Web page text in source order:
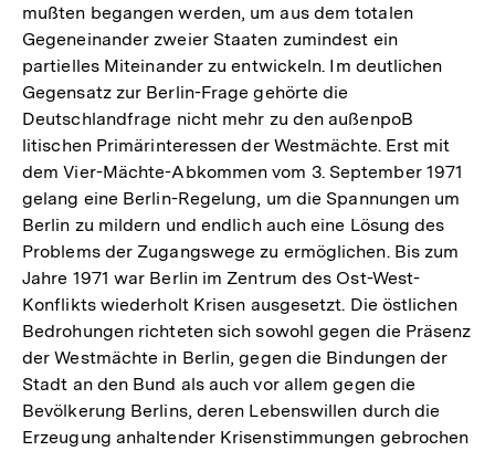
mußten begangen werden, um aus dem totalen
Gegeneinander zweier Staaten zumindest ein
partielles Miteinander zu entwickeln. Im deutlichen
Gegensatz zur Berlin-Frage gehörte die
Deutschlandfrage nicht mehr zu den außenpoB
litischen Primärinteressen der Westmächte. Erst mit
dem Vier-Mächte-Abkommen vom 3. September 1971
gelang eine Berlin-Regelung, um die Spannungen um
Berlin zu mildern und endlich auch eine Lösung des
Problems der Zugangswege zu ermöglichen. Bis zum
Jahre 1971 war Berlin im Zentrum des Ost-West-
Konflikts wiederholt Krisen ausgesetzt. Die östlichen
Bedrohungen richteten sich sowohl gegen die Präsenz
der Westmächte in Berlin, gegen die Bindungen der
Stadt an den Bund als auch vor allem gegen die
Bevölkerung Berlins, deren Lebenswillen durch die
Erzeugung anhaltender Krisenstimmungen gebrochen